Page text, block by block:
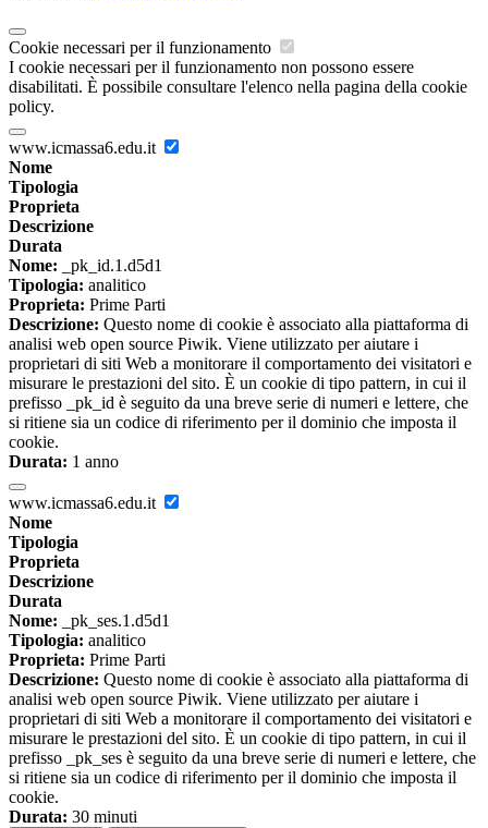
Cookie necessari per il funzionamento
I cookie necessari per il funzionamento non possono essere
disabilitati. È possibile consultare l'elenco nella pagina della cookie
policy.
www.icmassa6.edu.it
Nome
Tipologia
Proprieta
Descrizione
Durata
Nome: _pk_id.1.d5d1
Tipologia: analitico
Proprieta: Prime Parti
Descrizione: Questo nome di cookie è associato alla piattaforma di
analisi web open source Piwik. Viene utilizzato per aiutare i
proprietari di siti Web a monitorare il comportamento dei visitatori e
misurare le prestazioni del sito. È un cookie di tipo pattern, in cui il
prefisso _pk_id è seguito da una breve serie di numeri e lettere, che
si ritiene sia un codice di riferimento per il dominio che imposta il
cookie.
Durata: 1 anno
www.icmassa6.edu.it
Nome
Tipologia
Proprieta
Descrizione
Durata
Nome: _pk_ses.1.d5d1
Tipologia: analitico
Proprieta: Prime Parti
Descrizione: Questo nome di cookie è associato alla piattaforma di
analisi web open source Piwik. Viene utilizzato per aiutare i
proprietari di siti Web a monitorare il comportamento dei visitatori e
misurare le prestazioni del sito. È un cookie di tipo pattern, in cui il
prefisso _pk_ses è seguito da una breve serie di numeri e lettere, che
si ritiene sia un codice di riferimento per il dominio che imposta il
cookie.
Durata: 30 minuti